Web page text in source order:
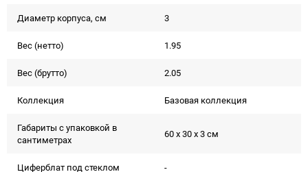
Диаметр корпуса, см 3
Вес (нетто) 1.95
Вес (брутто) 2.05
Коллекция Базовая коллекция
Габариты с упаковкой в
сантиметрах
60 x 30 x 3 см
Циферблат под стеклом -